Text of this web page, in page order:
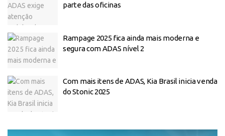
parte das oficinas
Rampage 2025 fica ainda mais moderna e
segura com ADAS nível 2
Com mais itens de ADAS, Kia Brasil inicia venda
do Stonic 2025